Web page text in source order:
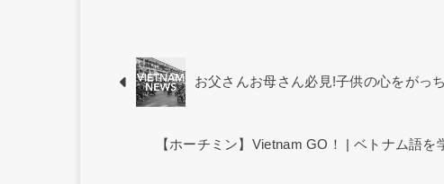
お父さんお母さん必見!子供の心をがっ
【ホーチミン】Vietnam GO！ | ベトナム語